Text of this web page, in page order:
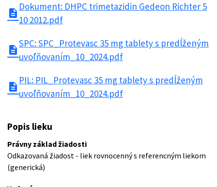
description
Dokument: DHPC trimetazidin Gedeon Richter 5
10 2012.pdf
description
SPC: SPC_Protevasc 35 mg tablety s predĺženým
uvoľňovaním_10_2024.pdf
description
PIL: PIL_Protevasc 35 mg tablety s predĺženým
uvoľňovaním_10_2024.pdf
Popis lieku
Právny základ žiadosti
Odkazovaná žiadost - liek rovnocenný s referencným liekom
(generická)